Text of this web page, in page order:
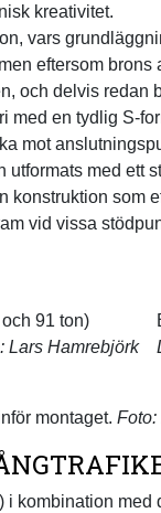
kreativitet.
vars
eftersom
och delvis redan
med en tydlig S-
mot
utformats med ett
konstruktion som
vid vissa
91 ton)
Lars Hamrebjörk
montaget. Foto:
i kombination